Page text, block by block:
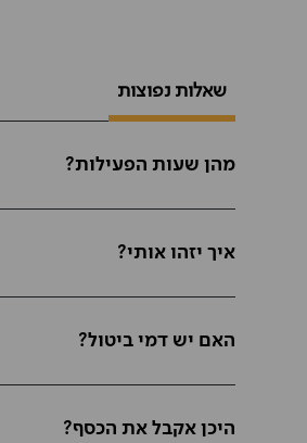
שאלות נפוצות
מהן שעות הפעילות?
איך יזהו אותי?
האם יש דמי ביטול?
היכן אקבל את הכסף?